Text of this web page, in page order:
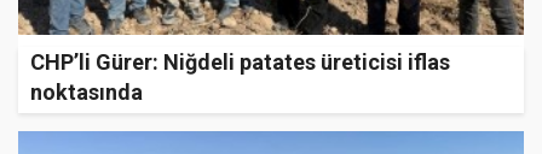
CHP’li Gürer: Niğdeli patates üreticisi iflas
noktasında